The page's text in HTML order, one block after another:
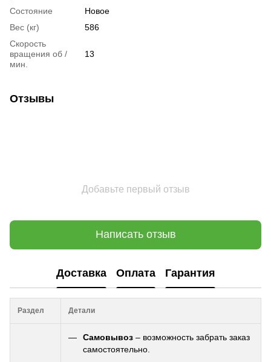
Состояние
Новое
Вес (кг)
586
Скорость
вращения об /
мин.
13
Отзывы
Добавьте первый отзыв
Написать отзыв
Доставка Оплата Гарантия
Раздел Детали
Самовывоз – возможность забрать заказ
самостоятельно.